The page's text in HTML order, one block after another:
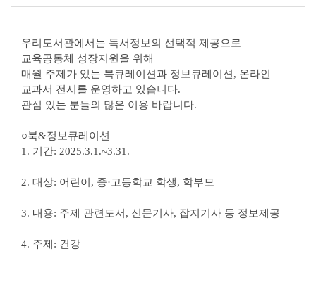
우리도서관에서는 독서정보의 선택적 제공으로
교육공동체 성장지원을 위해
매월 주제가 있는 북큐레이션과 정보큐레이션, 온라인
교과서 전시를 운영하고 있습니다.
관심 있는 분들의 많은 이용 바랍니다.
○북&정보큐레이션
1. 기간: 2025.3.1.~3.31.
2. 대상: 어린이, 중·고등학교 학생, 학부모
3. 내용: 주제 관련도서, 신문기사, 잡지기사 등 정보제공
4. 주제: 건강